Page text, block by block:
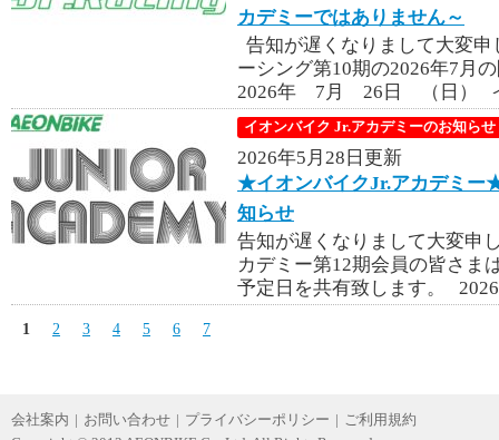
カデミーではありません～
告知が遅くなりまして大変
ーシング第10期の2026年7月
2026年 7月 26日 （日）
イオンバイク Jr.アカデミーのお知らせ
2026年5月28日更新
★イオンバイクJr.アカデミー
知らせ
告知が遅くなりまして大変申
カデミー第12期会員の皆さま
予定日を共有致します。
1 2 3 4 5 6 7
会社案内 | お問い合わせ | プライバシーポリシー | ご利用規約